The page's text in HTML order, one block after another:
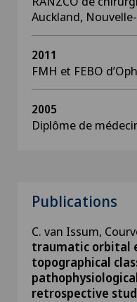
Auckland,
2011
FMH et FEBO
2005
Diplôme de
Publications
C. van Issum,
traumatic orbital
topographical
retrospective